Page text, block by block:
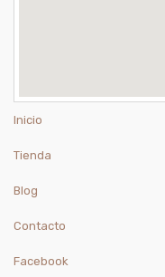
Inicio
Tienda
Blog
Contacto
Facebook